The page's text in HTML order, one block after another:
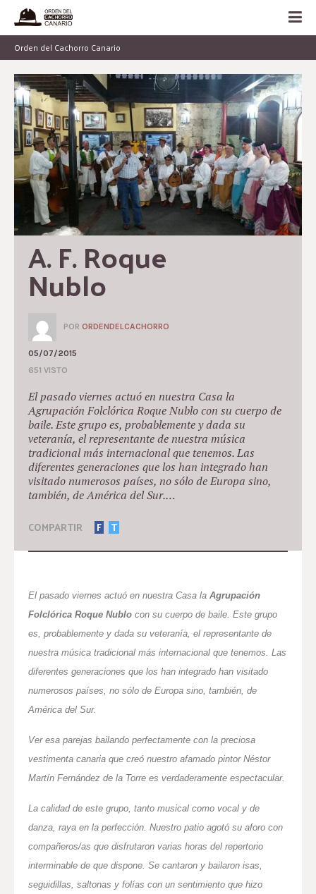
Orden del Cachorro Canario
A. F. Roque
Nublo
POR ORDENDELCACHORRO
05/07/2015
651 VISTO
El pasado viernes actuó en nuestra Casa la
Agrupación Folclórica Roque Nublo con su cuerpo de
baile. Este grupo es, probablemente y dada su
veteranía, el representante de nuestra música
tradicional más internacional que tenemos. Las
diferentes generaciones que los han integrado han
visitado numerosos países, no sólo de Europa sino,
también, de América del Sur.…
COMPARTIR F T
El pasado viernes actuó en nuestra Casa la Agrupación
Folclórica Roque Nublo con su cuerpo de baile. Este grupo
es, probablemente y dada su veteranía, el representante de
nuestra música tradicional más internacional que tenemos. Las
diferentes generaciones que los han integrado han visitado
numerosos países, no sólo de Europa sino, también, de
América del Sur.
Ver esa parejas bailando perfectamente con la preciosa
vestimenta canaria que creó nuestro afamado pintor Néstor
Martín Fernández de la Torre es verdaderamente espectacular.
La calidad de este grupo, tanto musical como vocal y de
danza, raya en la perfección. Nuestro patio agotó su aforo con
compañeros/as que disfrutaron varias horas del repertorio
interminable de que dispone. Se cantaron y bailaron isas,
seguidillas, saltonas y folías con un sentimiento que hizo